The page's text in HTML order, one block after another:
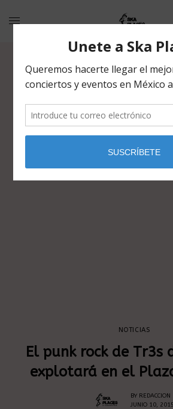
NOTICIAS
El punk rock de Tr3s
explotará en el
BY REDACCION
JUNIO 10, 2015